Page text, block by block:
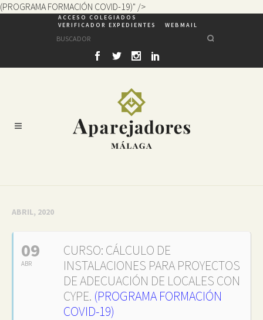
(PROGRAMA FORMACIÓN COVID-19)" />
ACCESO COLEGIADOS
VERIFICADOR EXPEDIENTES
WEBMAIL
ABRIL, 2020
09
ABR
CURSO: CÁLCULO DE
INSTALACIONES PARA PROYECTOS
DE ADECUACIÓN DE LOCALES CON
CYPE. (PROGRAMA FORMACIÓN
COVID-19)